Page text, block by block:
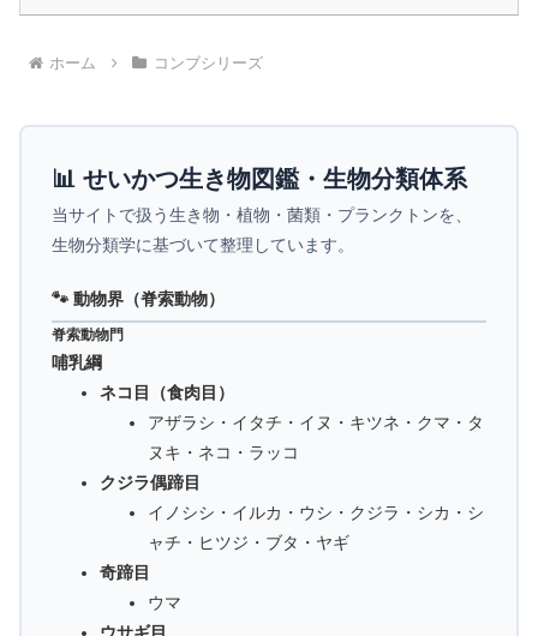
ホーム コンブシリーズ
📊 せいかつ生き物図鑑・生物分類体系
当サイトで扱う生き物・植物・菌類・プランクトンを、
生物分類学に基づいて整理しています。
🐾 動物界（脊索動物）
脊索動物門
哺乳綱
ネコ目（食肉目）
アザラシ・イタチ・イヌ・キツネ・クマ・タ
ヌキ・ネコ・ラッコ
クジラ偶蹄目
イノシシ・イルカ・ウシ・クジラ・シカ・シ
ャチ・ヒツジ・ブタ・ヤギ
奇蹄目
ウマ